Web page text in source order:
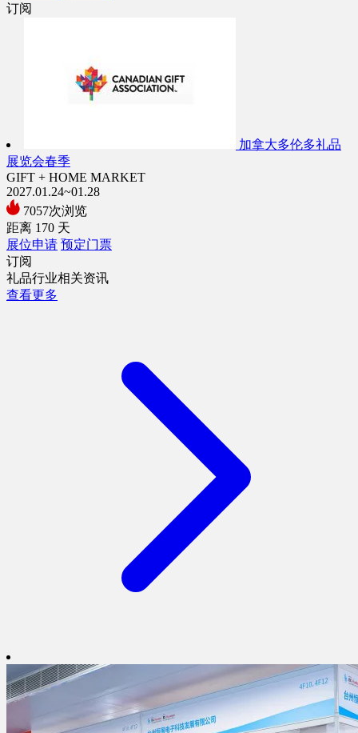
订阅
加拿大多伦多礼品
展览会春季
GIFT + HOME MARKET
2027.01.24~01.28
7057次浏览
距离 170 天
展位申请 预定门票
订阅
礼品行业相关资讯
查看更多